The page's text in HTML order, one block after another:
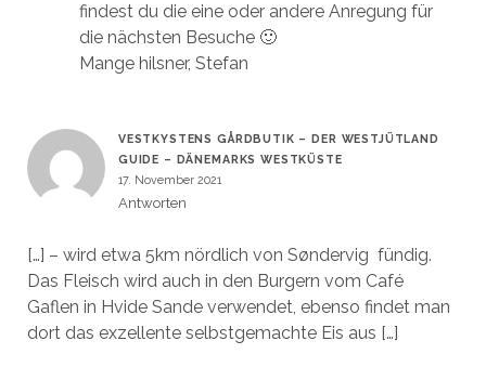
findest du die eine oder andere Anregung für
die nächsten Besuche 🙂
Mange hilsner, Stefan
VESTKYSTENS GÅRDBUTIK – DER WESTJÜTLAND
GUIDE – DÄNEMARKS WESTKÜSTE
17. November 2021
Antworten
[…] – wird etwa 5km nördlich von Søndervig fündig.
Das Fleisch wird auch in den Burgern vom Café
Gaflen in Hvide Sande verwendet, ebenso findet man
dort das exzellente selbstgemachte Eis aus […]